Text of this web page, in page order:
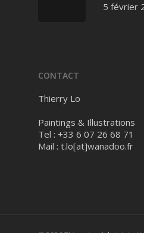
5 février
CONTACT
Thierry Lo
Paintings & Illustrations
Tel : +33 6 07 26 68 71
Mail : t.lo[at]wanadoo.fr